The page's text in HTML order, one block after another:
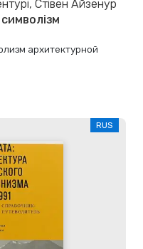
Стівен Айзенур
архитектурной
RUS